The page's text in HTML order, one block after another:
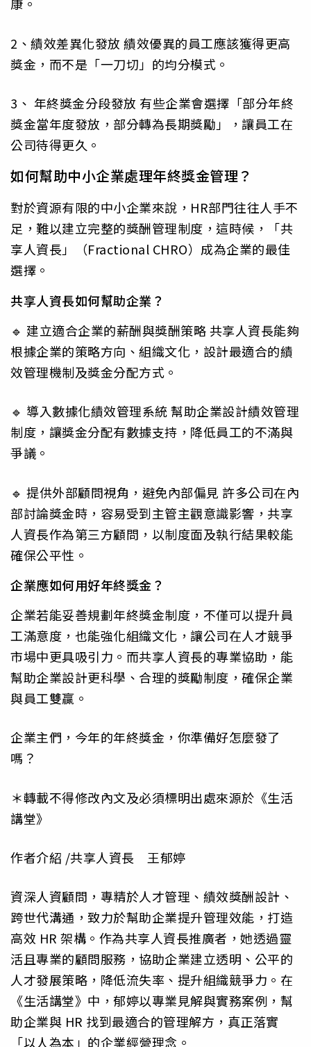
康。
2、績效差異化發放 績效優異的員工應該獲得更高
獎金，而不是「一刀切」的均分模式。
3、 年終獎金分段發放 有些企業會選擇「部分年終
獎金當年度發放，部分轉為長期獎勵」，讓員工在
公司待得更久。
如何幫助中小企業處理年終獎金管理？
對於資源有限的中小企業來說，HR部門往往人手不
足，難以建立完整的獎酬管理制度，這時候，「共
享人資長」（Fractional CHRO）成為企業的最佳
選擇。
共享人資長如何幫助企業？
🔹 建立適合企業的薪酬與獎酬策略 共享人資長能夠
根據企業的策略方向、組織文化，設計最適合的績
效管理機制及獎金分配方式。
🔹 導入數據化績效管理系統 幫助企業設計績效管理
制度，讓獎金分配有數據支持，降低員工的不滿與
爭議。
🔹 提供外部顧問視角，避免內部偏見 許多公司在內
部討論獎金時，容易受到主管主觀意識影響，共享
人資長作為第三方顧問，以制度面及執行結果較能
確保公平性。
企業應如何用好年終獎金？
企業若能妥善規劃年終獎金制度，不僅可以提升員
工滿意度，也能強化組織文化，讓公司在人才競爭
市場中更具吸引力。而共享人資長的專業協助，能
幫助企業設計更科學、合理的獎勵制度，確保企業
與員工雙贏。
企業主們，今年的年終獎金，你準備好怎麼發了
嗎？
＊轉載不得修改內文及必須標明出處來源於《生活
講堂》
作者介紹 /共享人資長 王郁婷
資深人資顧問，專精於人才管理、績效獎酬設計、
跨世代溝通，致力於幫助企業提升管理效能，打造
高效 HR 架構。作為共享人資長推廣者，她透過靈
活且專業的顧問服務，協助企業建立透明、公平的
人才發展策略，降低流失率、提升組織競爭力。在
《生活講堂》中，郁婷以專業見解與實務案例，幫
助企業與 HR 找到最適合的管理解方，真正落實
「以人為本」的企業經營理念。